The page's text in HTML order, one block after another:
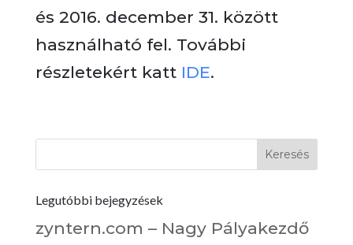
és 2016. december 31. között
használható fel. További
részletekért katt IDE.
Legutóbbi bejegyzések
zyntern.com – Nagy Pályakezdő